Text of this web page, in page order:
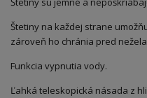
Štetiny na každej strane
zároveň ho chránia pred
Funkcia vypnutia vody.
Ľahká teleskopická násada z